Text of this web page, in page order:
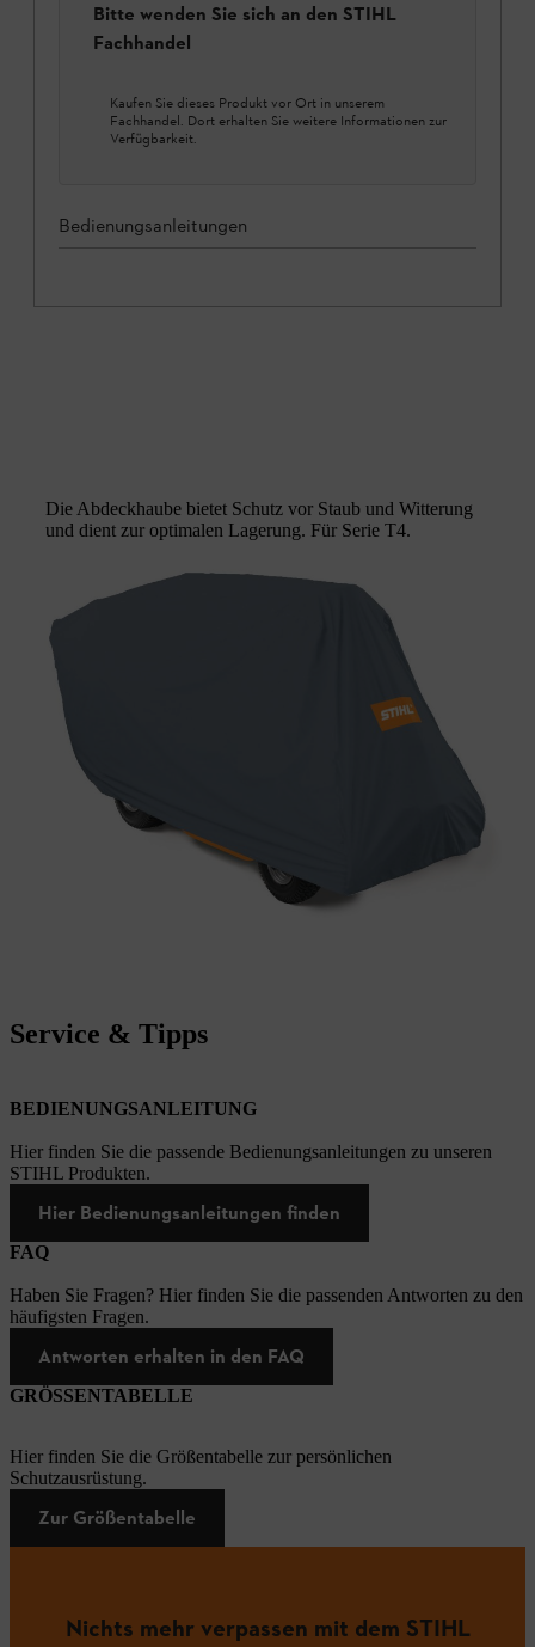
Bitte wenden Sie sich an den STIHL
Fachhandel
Kaufen Sie dieses Produkt vor Ort in unserem
Fachhandel. Dort erhalten Sie weitere Informationen zur
Verfügbarkeit.
Bedienungsanleitungen
Die Abdeckhaube bietet Schutz vor Staub und Witterung
und dient zur optimalen Lagerung. Für Serie T4.
Service & Tipps
BEDIENUNGSANLEITUNG
Hier finden Sie die passende Bedienungsanleitungen zu unseren
STIHL Produkten.
Hier Bedienungsanleitungen finden
FAQ
Haben Sie Fragen? Hier finden Sie die passenden Antworten zu den
häufigsten Fragen.
Antworten erhalten in den FAQ
GRÖSSENTABELLE
Hier finden Sie die Größentabelle zur persönlichen
Schutzausrüstung.
Zur Größentabelle
Nichts mehr verpassen mit dem STIHL